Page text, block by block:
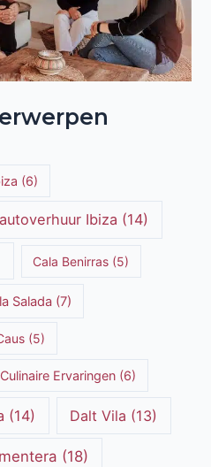
(6)
autoverhuur Ibiza (14)
Cala Benirras (5)
Salada(7)
(5)
Culinaire Ervaringen(6)
(14) Dalt Vila (13)
(18)